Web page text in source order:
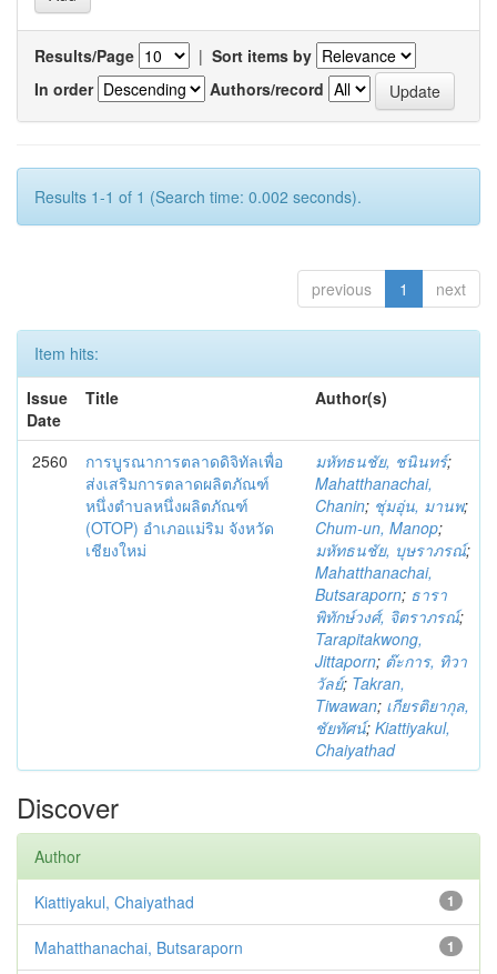
Results/Page | Sort items by
In order
Authors/record
Results 1-1 of 1 (Search time: 0.002 seconds).
previous 1 next
Item hits:
Issue
Date
Title Author(s)
2560
การบูรณาการตลาดดิจิทัลเพื่อ
ส่งเสริมการตลาดผลิตภัณฑ์
หนึ่งตำบลหนึ่งผลิตภัณฑ์
(OTOP) อำเภอแม่ริม จังหวัด
เชียงใหม่
มหัทธนชัย, ชนินทร์;
Mahatthanachai,
Chanin; ชุ่มอุ่น, มานพ;
Chum-un, Manop;
มหัทธนชัย, บุษราภรณ์;
Mahatthanachai,
Butsaraporn; ธารา
พิทักษ์วงศ์, จิตราภรณ์;
Tarapitakwong,
Jittaporn; ต๊ะการ, ทิวา
วัลย์; Takran,
Tiwawan; เกียรติยากุล,
ชัยทัศน์; Kiattiyakul,
Chaiyathad
Discover
Author
1
Kiattiyakul, Chaiyathad
1
Mahatthanachai, Butsaraporn